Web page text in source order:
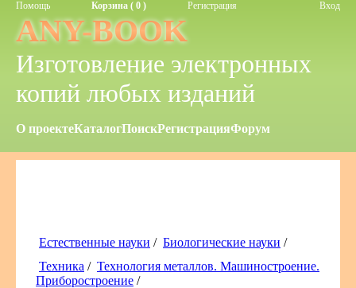
Помощь Корзина ( 0 ) Регистрация Вход
ANY-BOOK
Изготовление электронных
копий любых изданий
О проектеКаталогПоискРегистрацияФорум
Естественные науки / Биологические науки /
Техника / Технология металлов. Машиностроение.
Приборостроение /